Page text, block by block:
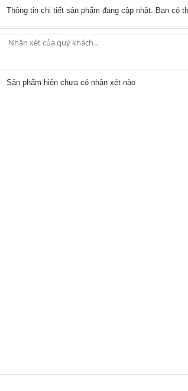
Thông tin chi tiết sản phẩm đang cập nhật. Bạn có
Sản phẩm hiện chưa có nhận xét nào